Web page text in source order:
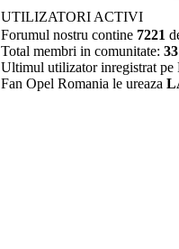
UTILIZATORI ACTIVI
Forumul nostru contine 7221
Total membri in comunitate:
Ultimul utilizator inregistrat pe
Fan Opel Romania le ureaza